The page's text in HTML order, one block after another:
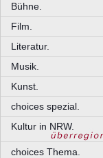
Bühne.
Film.
Literatur.
Musik.
Kunst.
choices spezial.
Kultur in NRW.
choices Thema.